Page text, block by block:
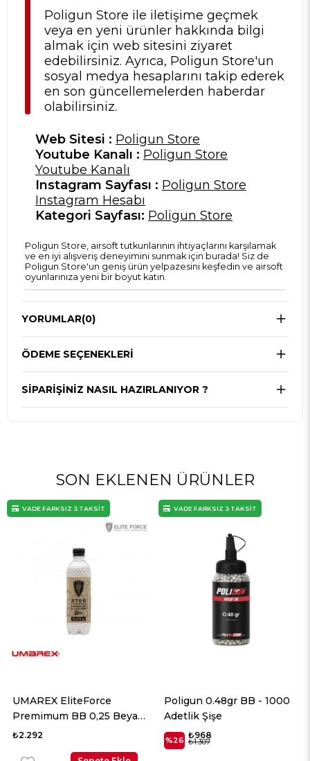
Poligun Store ile iletişime geçmek
veya en yeni ürünler hakkında bilgi
almak için web sitesini ziyaret
edebilirsiniz. Ayrıca, Poligun Store'un
sosyal medya hesaplarını takip ederek
en son güncellemelerden haberdar
olabilirsiniz.
Web Sitesi : Poligun Store
Youtube Kanalı : Poligun Store
Youtube Kanalı
Instagram Sayfası : Poligun Store
Instagram Hesabı
Kategori Sayfası: Poligun Store
Poligun Store, airsoft tutkunlarının ihtiyaçlarını karşılamak
ve en iyi alışveriş deneyimini sunmak için burada! Siz de
Poligun Store'un geniş ürün yelpazesini keşfedin ve airsoft
oyunlarınıza yeni bir boyut katın.
YORUMLAR(0)
ÖDEME SEÇENEKLERI
SIPARIŞINIZ NASIL HAZIRLANIYOR ?
SON EKLENEN ÜRÜNLER
Poligun 0.48gr BB - 1000
Adetlik Şişe
%26 ₺968
VADE FARKSIZ 3 TAKSİT
Poligun 0.45gr BB - 1000
Adetlik Şişe
%26 ₺784
₺1.058
VADE FARKSIZ 3 TAKSİT